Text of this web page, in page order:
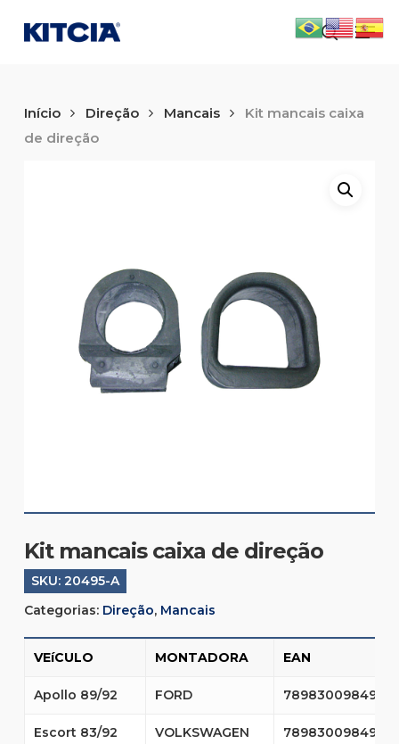
main
search
Início Direção Mancais
Kit mancais caixa
de direção
Kit mancais caixa de direção
SKU: 20495-A
Categorias: Direção, Mancais
VEíCULO MONTADORA EAN
Apollo 89/92 FORD 7898300984969
Escort 83/92 VOLKSWAGEN 7898300984969